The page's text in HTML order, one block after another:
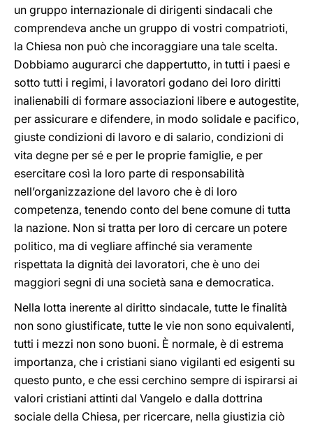
un gruppo internazionale di dirigenti sindacali che
comprendeva anche un gruppo di vostri compatrioti,
la Chiesa non può che incoraggiare una tale scelta.
Dobbiamo augurarci che dappertutto, in tutti i paesi e
sotto tutti i regimi, i lavoratori godano dei loro diritti
inalienabili di formare associazioni libere e autogestite,
per assicurare e difendere, in modo solidale e pacifico,
giuste condizioni di lavoro e di salario, condizioni di
vita degne per sé e per le proprie famiglie, e per
esercitare così la loro parte di responsabilità
nell’organizzazione del lavoro che è di loro
competenza, tenendo conto del bene comune di tutta
la nazione. Non si tratta per loro di cercare un potere
politico, ma di vegliare affinché sia veramente
rispettata la dignità dei lavoratori, che è uno dei
maggiori segni di una società sana e democratica.
Nella lotta inerente al diritto sindacale, tutte le finalità
non sono giustificate, tutte le vie non sono equivalenti,
tutti i mezzi non sono buoni. È normale, è di estrema
importanza, che i cristiani siano vigilanti ed esigenti su
questo punto, e che essi cerchino sempre di ispirarsi ai
valori cristiani attinti dal Vangelo e dalla dottrina
sociale della Chiesa, per ricercare, nella giustizia ciò